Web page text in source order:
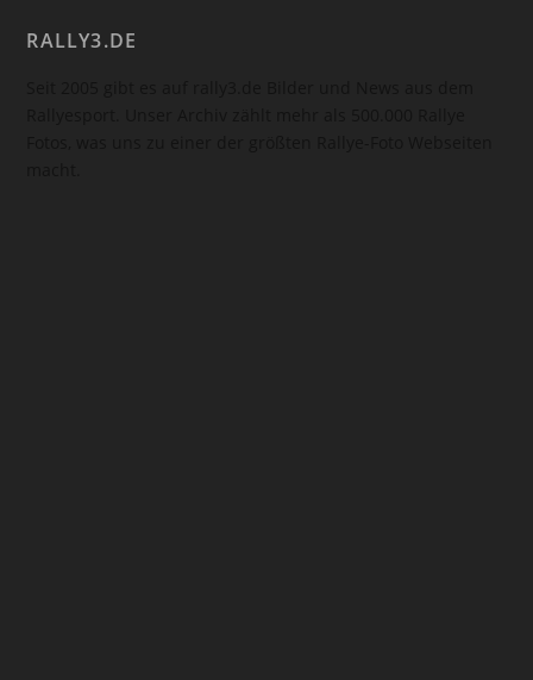
RALLY3.DE